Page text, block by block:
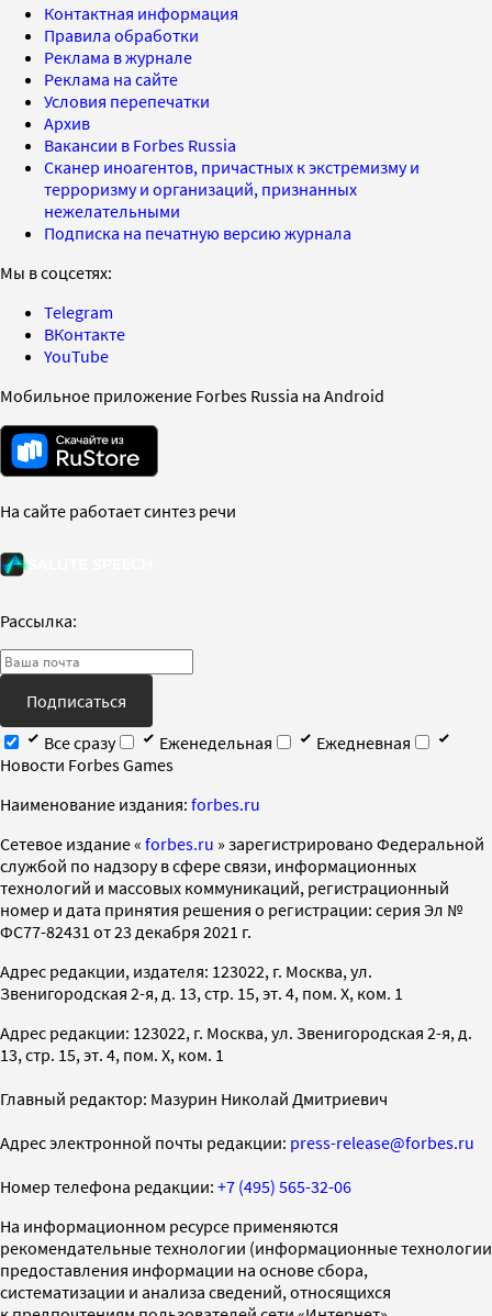
Контактная информация
Правила обработки
Реклама в журнале
Реклама на сайте
Условия перепечатки
Архив
Вакансии в Forbes Russia
Сканер иноагентов, причастных к экстремизму и
терроризму и организаций, признанных
нежелательными
Подписка на печатную версию журнала
Мы в соцсетях:
Telegram
ВКонтакте
YouTube
Мобильное приложение Forbes Russia на Android
На сайте работает синтез речи
Рассылка:
Подписаться
Все сразу
Еженедельная
Ежедневная
Новости Forbes Games
Наименование издания: forbes.ru
Cетевое издание « forbes.ru » зарегистрировано Федеральной
службой по надзору в сфере связи, информационных
технологий и массовых коммуникаций, регистрационный
номер и дата принятия решения о регистрации: серия Эл №
ФС77-82431 от 23 декабря 2021 г.
Адрес редакции, издателя: 123022, г. Москва, ул.
Звенигородская 2-я, д. 13, стр. 15, эт. 4, пом. X, ком. 1
Адрес редакции: 123022, г. Москва, ул. Звенигородская 2-я, д.
13, стр. 15, эт. 4, пом. X, ком. 1
Главный редактор: Мазурин Николай Дмитриевич
Адрес электронной почты редакции: press-release@forbes.ru
Номер телефона редакции: +7 (495) 565-32-06
На информационном ресурсе применяются
рекомендательные технологии (информационные технологии
предоставления информации на основе сбора,
систематизации и анализа сведений, относящихся